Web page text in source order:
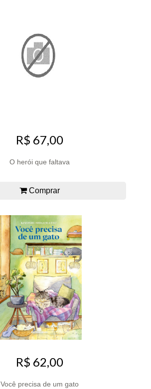
R$ 67,00
O herói que faltava
Comprar
R$ 62,00
Você precisa de um gato